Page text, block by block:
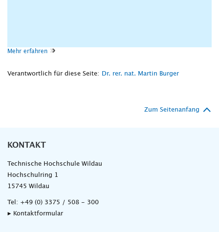
Mehr erfahren
Verantwortlich für diese Seite: Dr. rer. nat. Martin Burger
Zum Seitenanfang
KONTAKT
Technische Hochschule Wildau
Hochschulring 1
15745 Wildau
Tel: +49 (0) 3375 / 508 - 300
▸ Kontaktformular